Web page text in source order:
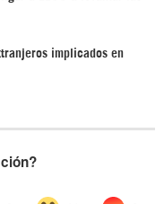
implicados en